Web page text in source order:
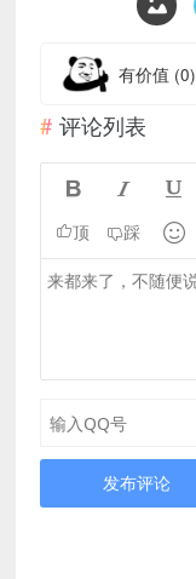
有价值 (0)
评论列表
  
顶 踩 
发布评论